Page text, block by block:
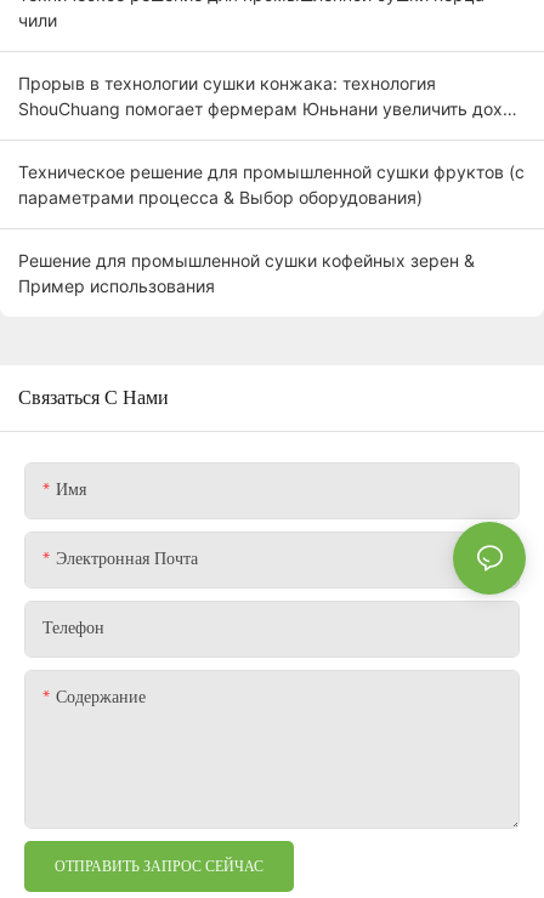
чили
Прорыв в технологии сушки конжака: технология
ShouChuang помогает фермерам Юньнани увеличить доход
Техническое решение для промышленной сушки фруктов (с
параметрами процесса & Выбор оборудования)
Решение для промышленной сушки кофейных зерен &
Пример использования
Связаться С Нами
Имя
Электронная Почта
Телефон
Содержание
ОТПРАВИТЬ ЗАПРОС СЕЙЧАС